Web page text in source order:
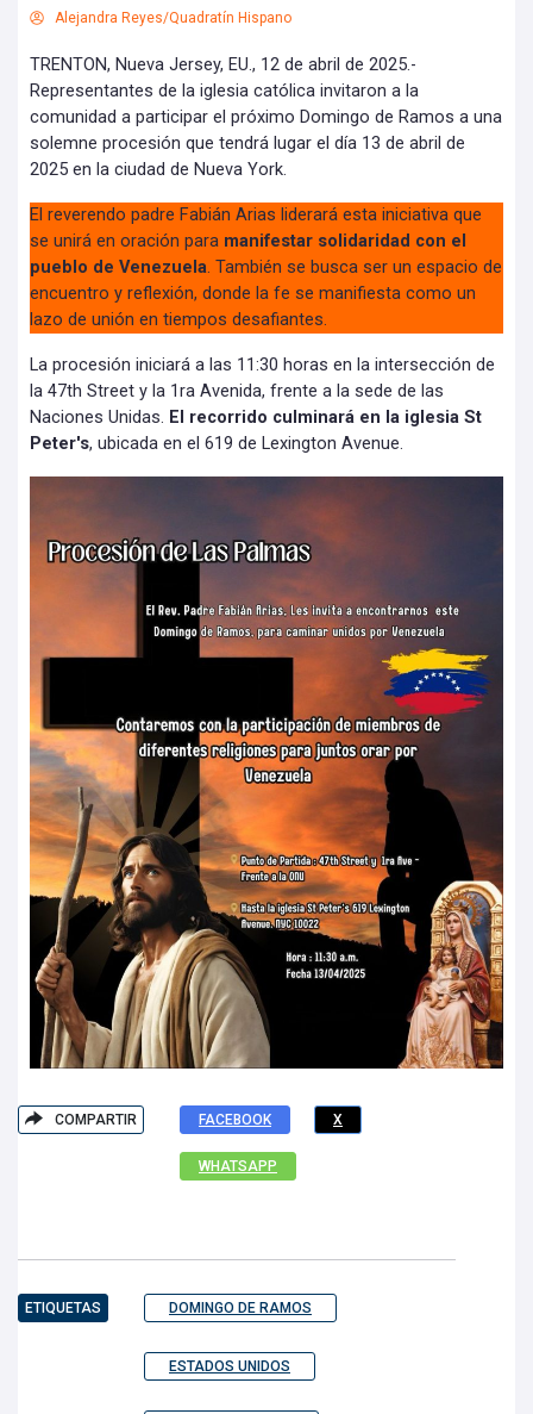
Alejandra Reyes/Quadratín Hispano
TRENTON, Nueva Jersey, EU., 12 de abril de 2025.-
Representantes de la iglesia católica invitaron a la
comunidad a participar el próximo Domingo de Ramos a una
solemne procesión que tendrá lugar el día 13 de abril de
2025 en la ciudad de Nueva York.
El reverendo padre Fabián Arias liderará esta iniciativa que
se unirá en oración para manifestar solidaridad con el
pueblo de Venezuela. También se busca ser un espacio de
encuentro y reflexión, donde la fe se manifiesta como un
lazo de unión en tiempos desafiantes.
La procesión iniciará a las 11:30 horas en la intersección de
la 47th Street y la 1ra Avenida, frente a la sede de las
Naciones Unidas. El recorrido culminará en la iglesia St
Peter's, ubicada en el 619 de Lexington Avenue.
COMPARTIR FACEBOOK X
WHATSAPP
ETIQUETAS DOMINGO DE RAMOS
ESTADOS UNIDOS